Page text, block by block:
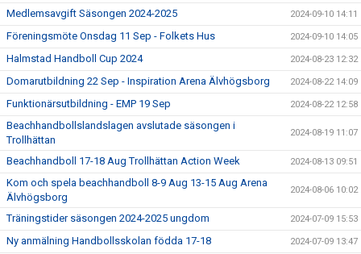
Medlemsavgift Säsongen 2024-2025 2024-09-10 14:11
Föreningsmöte Onsdag 11 Sep - Folkets Hus 2024-09-10 14:05
Halmstad Handboll Cup 2024 2024-08-23 12:32
Domarutbildning 22 Sep - Inspiration Arena Älvhögsborg 2024-08-22 14:09
Funktionärsutbildning - EMP 19 Sep 2024-08-22 12:58
Beachhandbollslandslagen avslutade säsongen i
Trollhättan
2024-08-19 11:07
Beachhandboll 17-18 Aug Trollhättan Action Week 2024-08-13 09:51
Kom och spela beachhandboll 8-9 Aug 13-15 Aug Arena
Älvhögsborg
2024-08-06 10:02
Träningstider säsongen 2024-2025 ungdom 2024-07-09 15:53
Ny anmälning Handbollsskolan födda 17-18 2024-07-09 13:47